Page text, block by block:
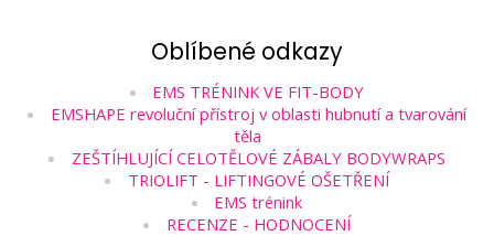
Oblíbené odkazy
EMS TRÉNINK VE FIT-BODY
EMSHAPE revoluční přístroj v oblasti hubnutí a tvarování
těla
ZEŠTÍHLUJÍCÍ CELOTĚLOVÉ ZÁBALY BODYWRAPS
TRIOLIFT - LIFTINGOVÉ OŠETŘENÍ
EMS trénink
RECENZE - HODNOCENÍ